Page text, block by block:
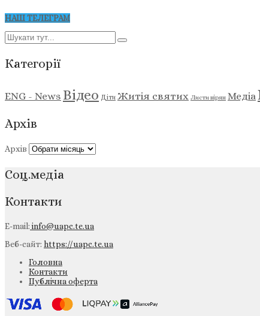
НАШ ТЕЛЕГРАМ
Категорії
ENG - News Відео Діти Житія святих Листи вірян Медіа
Архів
Архів
Соц.медіа
Контакти
E-mail:info@uapc.te.ua
Веб-сайт: https://uapc.te.ua
Головна
Контакти
Публічна оферта